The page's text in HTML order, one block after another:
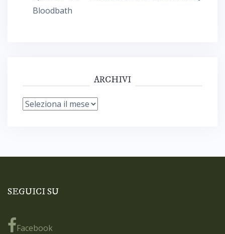
Bloodbath
ARCHIVI
Archivi
SEGUICI SU
Facebook